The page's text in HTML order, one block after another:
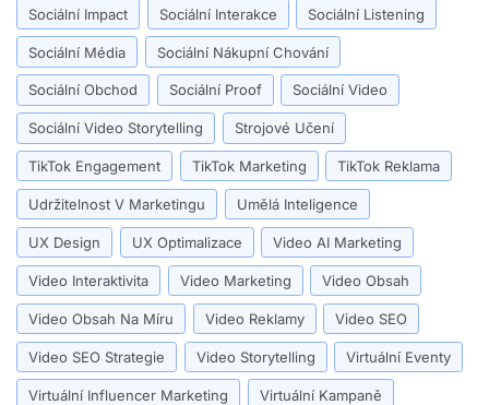
Sociální Impact Sociální Interakce Sociální Listening
Sociální Média Sociální Nákupní Chování
Sociální Obchod Sociální Proof Sociální Video
Sociální Video Storytelling Strojové Učení
TikTok Engagement TikTok Marketing TikTok Reklama
Udržitelnost V Marketingu Umělá Inteligence
UX Design UX Optimalizace Video AI Marketing
Video Interaktivita Video Marketing Video Obsah
Video Obsah Na Míru Video Reklamy Video SEO
Video SEO Strategie Video Storytelling Virtuální Eventy
Virtuální Influencer Marketing Virtuální Kampaně